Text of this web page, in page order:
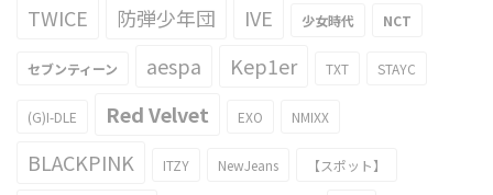
TWICE 防弾少年団 IVE 少女時代 NCT
セブンティーン aespa Kep1er TXT STAYC
(G)I-DLE Red Velvet EXO NMIXX
BLACKPINK ITZY NewJeans 【スポット】